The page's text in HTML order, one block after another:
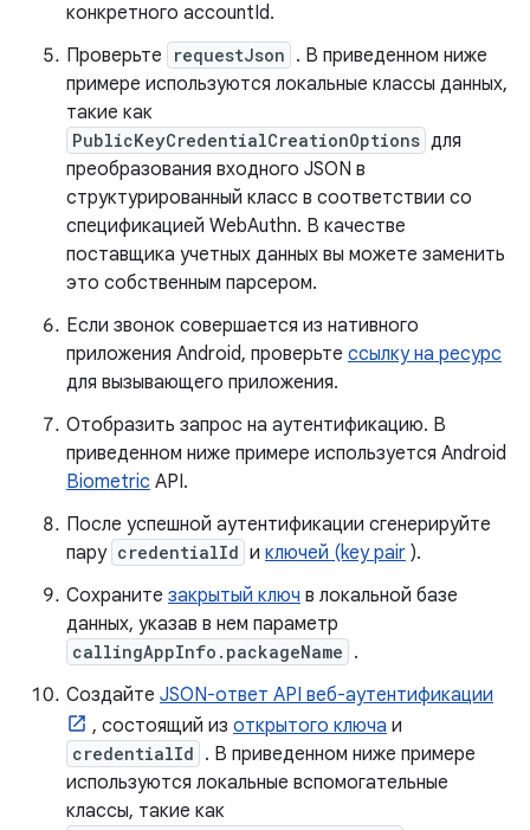
конкретного accountId.
Проверьте
requestJson . В приведенном ниже
примере используются локальные классы данных,
такие как
PublicKeyCredentialCreationOptions для
преобразования входного JSON в
структурированный класс в соответствии со
спецификацией WebAuthn. В качестве
поставщика учетных данных вы можете заменить
это собственным парсером.
Если звонок совершается из нативного
приложения Android, проверьте ссылку на ресурс
для вызывающего приложения.
Отобразить запрос на аутентификацию. В
приведенном ниже примере используется Android
Biometric API.
После успешной аутентификации сгенерируйте
пару credentialId и ключей (key pair ).
Сохраните закрытый ключ в локальной базе
данных, указав в нем параметр
callingAppInfo.packageName .
Создайте JSON-ответ API веб-аутентификации
, состоящий из открытого ключа и
credentialId . В приведенном ниже примере
используются локальные вспомогательные
классы, такие как